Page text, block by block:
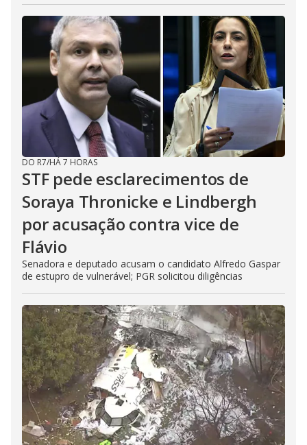
DO R7/HÁ 7 HORAS
STF pede esclarecimentos de
Soraya Thronicke e Lindbergh
por acusação contra vice de
Flávio
Senadora e deputado acusam o candidato Alfredo Gaspar
de estupro de vulnerável; PGR solicitou diligências